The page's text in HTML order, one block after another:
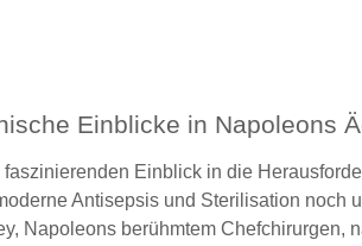
Einblicke in Napoleons
Einblick in die
Antisepsis und Sterilisation noch
Napoleons berühmtem